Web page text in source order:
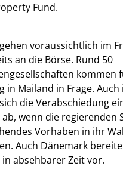
Fund.
voraussichtlich im
an die Börse. Rund 50
kommen
in Mailand in Frage. Auch
die Verabschiedung
ab, wenn die regierenden
Vorhaben in ihr
Auch Dänemark
in absehbarer Zeit vor.